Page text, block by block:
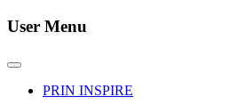
User Menu
PRIN INSPIRE